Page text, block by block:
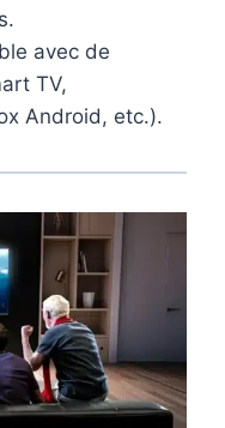
avec de
TV,
Android, etc.).